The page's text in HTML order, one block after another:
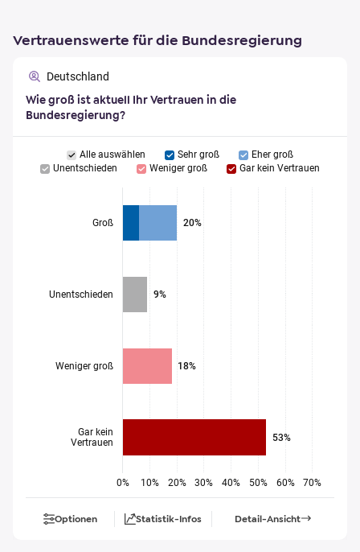
Vertrauenswerte für die Bundesregierung
Deutschland
Wie groß ist aktuell Ihr Vertrauen in die
Bundesregierung?
Alle auswählen Sehr groß
Eher groß
Unentschieden
Weniger groß Gar kein Vertrauen
0% 10% 20% 30% 40% 50% 60% 70%
20%
9%
18%
53%
Groß
Unentschieden
Weniger groß
Gar kein
Vertrauen
Optionen Statistik-Infos Detail-Ansicht